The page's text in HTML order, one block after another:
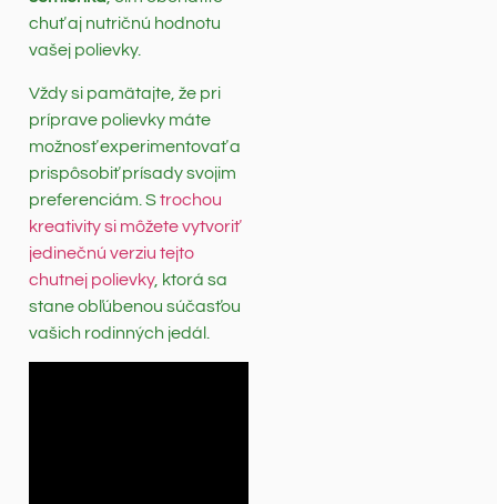
chuť aj nutričnú hodnotu
vašej polievky.
Vždy si pamätajte, že pri
príprave polievky máte
možnosť experimentovať a
prispôsobiť prísady svojim
preferenciám. Strochou
kreativity si môžete vytvoriť
jedinečnú verziu tejto
chutnej polievky, ktorá sa
stane obľúbenou súčasťou
vašich rodinných jedál.